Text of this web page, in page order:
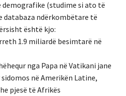
demografike (studime si ato të
databaza ndërkombëtare të
është kjo:
1.9 miliardë besimtarë në
nga Papa në Vatikani jane
në Amerikën Latine,
pjesë të Afrikës